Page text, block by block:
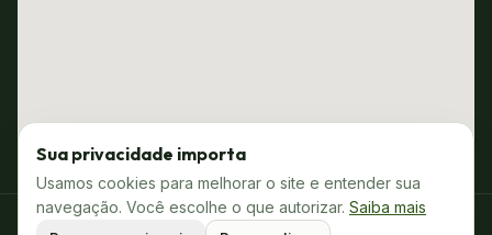
Sua privacidade importa
Usamos cookies para melhorar o site e entender sua
navegação. Você escolhe o que autorizar. Saiba mais
© Projeta Econ. Todos os direitos reservados.